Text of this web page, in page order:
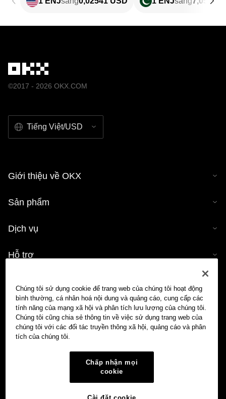
©2017 - 2026 OKX.COM
Tiếng Việt/USD
Giới thiệu về OKX
Sản phẩm
Dịch vụ
Hỗ trợ
Công cụ tính tiền mã hóa
Giao dịch
Chúng tôi sử dụng cookie để trang web của chúng tôi hoạt động
bình thường, cá nhân hoá nội dung và quảng cáo, cung cấp các
tính năng của mạng xã hội và phân tích lưu lượng của chúng tôi.
Chúng tôi cũng chia sẻ thông tin về việc sử dụng trang web của
chúng tôi với các đối tác truyền thông xã hội, quảng cáo và phân
tích của chúng tôi.
Chấp nhận mọi
cookie